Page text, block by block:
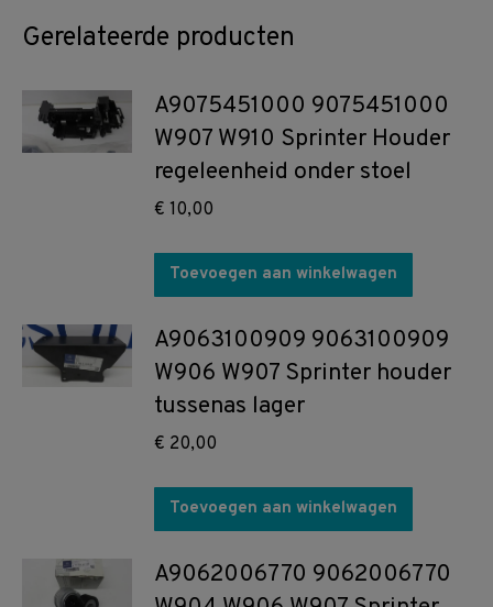
Gerelateerde producten
A9075451000 9075451000
W907 W910 Sprinter Houder
regeleenheid onder stoel
€ 10,00
Toevoegen aan winkelwagen
A9063100909 9063100909
W906 W907 Sprinter houder
tussenas lager
€ 20,00
Toevoegen aan winkelwagen
A9062006770 9062006770